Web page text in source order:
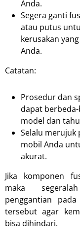
Anda.
Segera ganti
atau putus
kerusakan
Anda.
Catatan:
Prosedur dan
dapat
model dan
Selalu merujuk
mobil Anda
akurat.
Jika komponen
maka
penggantian
tersebut agar
bisa dihindari.